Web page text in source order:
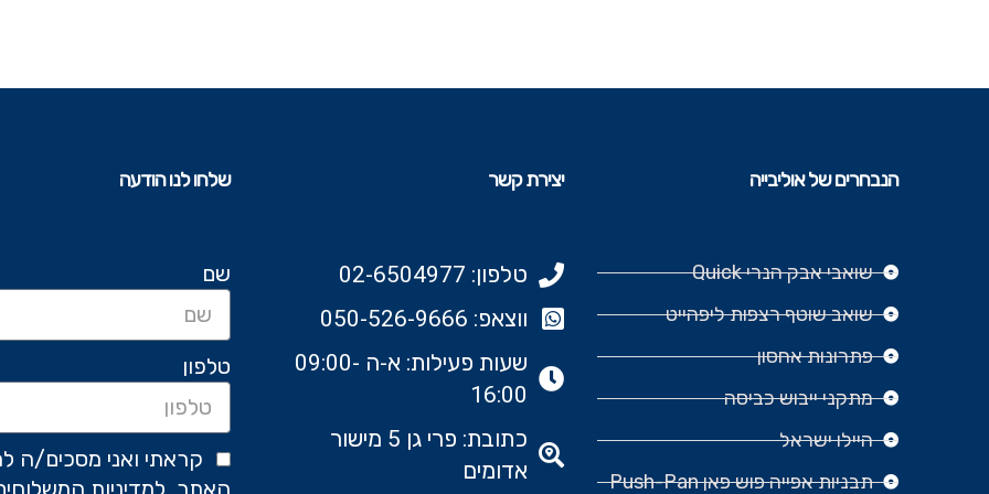
הנבחרים של אוליבייה
שואבי אבק הנרי Quick
שואב שוטף רצפות ליפהייט
פתרונות אחסון
מתקני ייבוש כביסה
היילו ישראל
תבניות אפייה פוש פאן Push-Pan
יצירת קשר
טלפון: 02-6504977
ווצאפ: 050-526-9666‬
שעות פעילות: א-ה 09:00-
16:00
כתובת: פרי גן 5 מישור
אדומים
שלחו לנו הודעה
שם
טלפון
קראתי ואני מסכים/ה
האתר, למדיניות